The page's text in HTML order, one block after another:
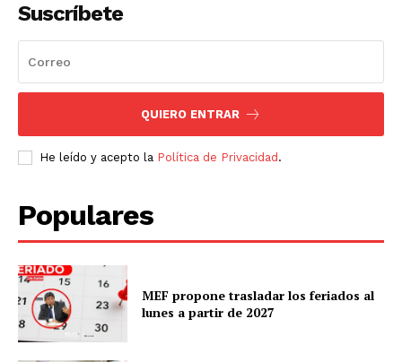
Suscríbete
QUIERO ENTRAR
He leído y acepto la Política de Privacidad .
Populares
MEF propone trasladar los feriados al
lunes a partir de 2027